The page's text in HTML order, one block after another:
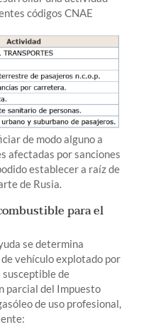
códigos CNAE
de modo alguno a
afectadas por sanciones
establecer a raíz de
de Rusia.
para el
se determina
vehículo explotado por
susceptible de
parcial del Impuesto
de uso profesional,